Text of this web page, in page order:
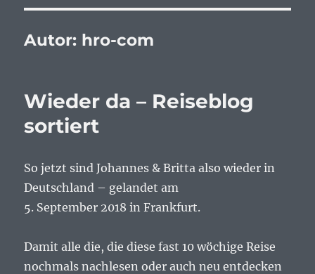
Autor: hro-com
Wieder da – Reiseblog
sortiert
So jetzt sind Johannes & Britta also wieder in
Deutschland – gelandet am
5. September 2018 in Frankfurt.
Damit alle die, die diese fast 10 wöchige Reise
nochmals nachlesen oder auch neu entdecken